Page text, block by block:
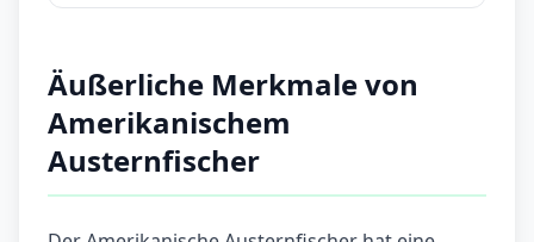
Äußerliche Merkmale von
Amerikanischem
Austernfischer